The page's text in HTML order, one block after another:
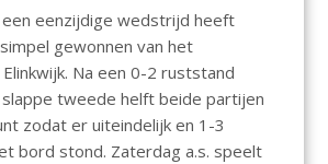
s
A
p
p
l
een eenzijdige wedstrijd heeft
gewonnen van het
Na een 0-2 ruststand
tweede helft beide partijen
zodat er uiteindelijk en 1-3
bord stond. Zaterdag a.s. speelt